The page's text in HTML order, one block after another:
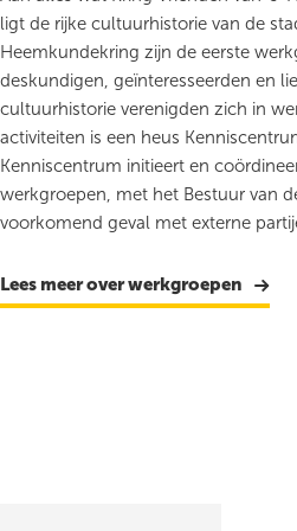
ligt de rijke cultuurhistorie van de
Heemkundekring zijn de eerste
deskundigen, geïnteresseerden en
cultuurhistorie verenigden zich in
activiteiten is een heus
Kenniscentrum initieert en
werkgroepen, met het Bestuur van
voorkomend geval met externe
Lees meer over werkgroepen